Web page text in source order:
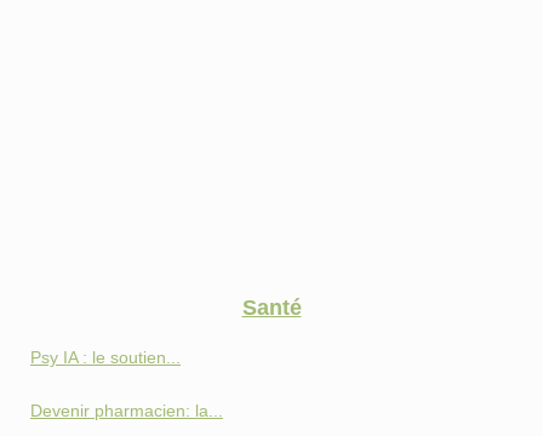
Santé
Psy IA : le soutien...
Devenir pharmacien: la...